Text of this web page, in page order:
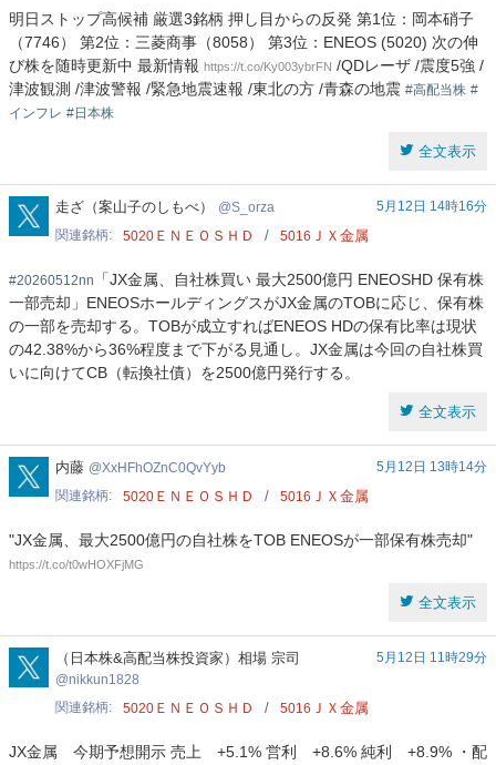
明日ストップ高候補 厳選3銘柄 押し目からの反発 第1位：岡本硝子
（7746） 第2位：三菱商事（8058） 第3位：ENEOS (5020) 次の伸
び株を随時更新中 最新情報 https://t.co/Ky003ybrFN /QDレーザ /震度5強 /
津波観測 /津波警報 /緊急地震速報 /東北の方 /青森の地震 #高配当株 #
インフレ #日本株
全文表示
S_orza
走ざ（案山子のしもべ） S_orza
5月12日 14時16分
関連銘柄
5020 ＥＮＥＯＳＨＤ 5016 ＪＸ金属
#20260512nn
「JX金属、自社株買い 最大2500億円 ENEOSHD 保有株
一部売却」ENEOSホールディングスがJX金属のTOBに応じ、保有株
の一部を売却する。TOBが成立すればENEOS HDの保有比率は現状
の42.38%から36%程度まで下がる見通し。JX金属は今回の自社株買
いに向けてCB（転換社債）を2500億円発行する。
全文表示
XxHFhOZnC0QvYyb
内藤 XxHFhOZnC0QvYyb
5月12日 13時14分
関連銘柄
5020 ＥＮＥＯＳＨＤ 5016 ＪＸ金属
"JX金属、最大2500億円の自社株をTOB ENEOSが一部保有株売却"
https://t.co/t0wHOXFjMG
全文表示
nikkun1828
（日本株&高配当株投資家）相場 宗司
nikkun1828
5月12日 11時29分
関連銘柄 5020 ＥＮＥＯＳＨＤ 5016 ＪＸ金属
JX金属 今期予想開示 売上 +5.1% 営利 +8.6% 純利 +8.9% ・配